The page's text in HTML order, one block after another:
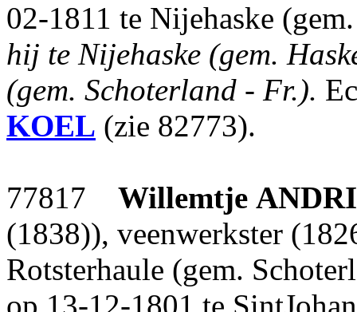
02-1811 te Nijehaske
hij te Nijehaske (gem.
(gem. Schoterland - Fr.).
KOEL (zie 82773).
77817 Willemtje
(1838)), veenwerkster
Rotsterhaule (gem.